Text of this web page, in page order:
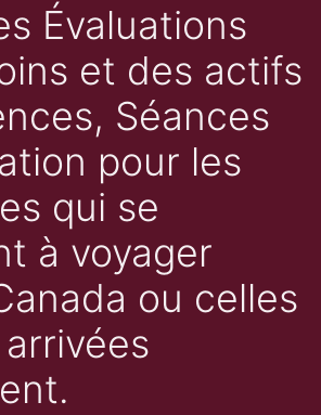
Évaluations
et des actifs
Séances
pour les
qui se
à voyager
ou celles